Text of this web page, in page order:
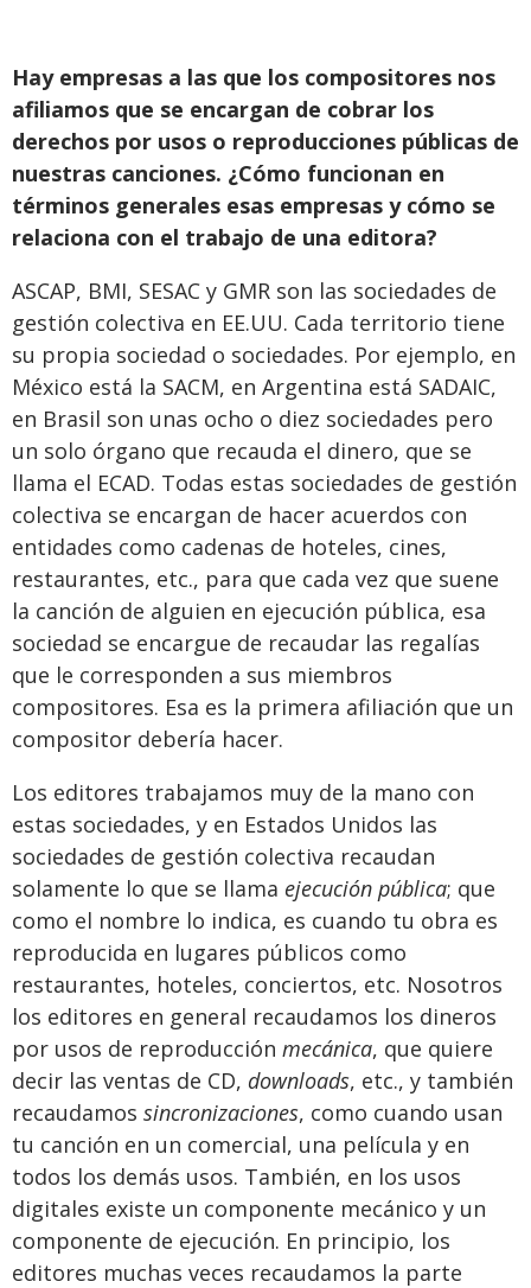
Hay empresas a las que los compositores nos
afiliamos que se encargan de cobrar los
derechos por usos o reproducciones públicas de
nuestras canciones. ¿Cómo funcionan en
términos generales esas empresas y cómo se
relaciona con el trabajo de una editora?
ASCAP, BMI, SESAC y GMR son las sociedades de
gestión colectiva en EE.UU. Cada territorio tiene
su propia sociedad o sociedades. Por ejemplo, en
México está la SACM, en Argentina está SADAIC,
en Brasil son unas ocho o diez sociedades pero
un solo órgano que recauda el dinero, que se
llama el ECAD. Todas estas sociedades de gestión
colectiva se encargan de hacer acuerdos con
entidades como cadenas de hoteles, cines,
restaurantes, etc., para que cada vez que suene
la canción de alguien en ejecución pública, esa
sociedad se encargue de recaudar las regalías
que le corresponden a sus miembros
compositores. Esa es la primera afiliación que un
compositor debería hacer.
Los editores trabajamos muy de la mano con
estas sociedades, y en Estados Unidos las
sociedades de gestión colectiva recaudan
solamente lo que se llama ejecución pública; que
como el nombre lo indica, es cuando tu obra es
reproducida en lugares públicos como
restaurantes, hoteles, conciertos, etc. Nosotros
los editores en general recaudamos los dineros
por usos de reproducción mecánica, que quiere
decir las ventas de CD, downloads, etc., y también
recaudamos sincronizaciones, como cuando usan
tu canción en un comercial, una película y en
todos los demás usos. También, en los usos
digitales existe un componente mecánico y un
componente de ejecución. En principio, los
editores muchas veces recaudamos la parte